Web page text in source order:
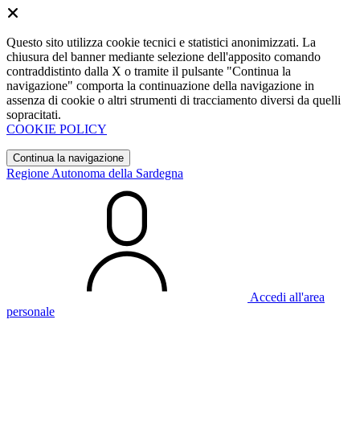
Questo sito utilizza cookie tecnici e statistici anonimizzati. La
chiusura del banner mediante selezione dell'apposito comando
contraddistinto dalla X o tramite il pulsante "Continua la
navigazione" comporta la continuazione della navigazione in
assenza di cookie o altri strumenti di tracciamento diversi da quelli
sopracitati.
COOKIE POLICY
Continua la navigazione
Regione Autonoma della Sardegna
Accedi all'area
personale